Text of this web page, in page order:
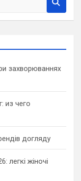
захворюваннях
из чего
догляду
легкі жіночі